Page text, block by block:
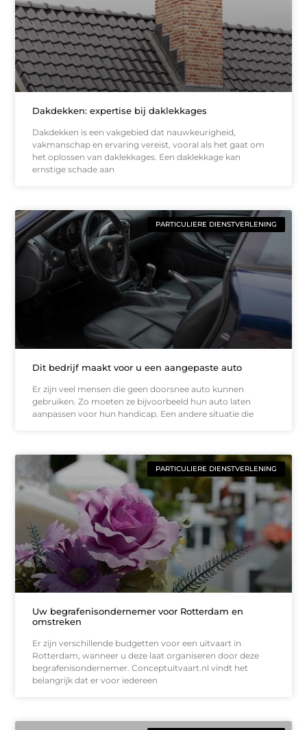
Dakdekken: expertise bij daklekkages
Dakdekken is een vakgebied dat nauwkeurigheid,
vakmanschap en ervaring vereist, vooral als het gaat om
het oplossen van daklekkages. Een daklekkage kan
ernstige schade aan
PARTICULIERE DIENSTVERLENING
Dit bedrijf maakt voor u een aangepaste auto
Er zijn veel mensen die geen doorsnee auto kunnen
gebruiken. Zo moeten ze bijvoorbeeld hun auto laten
aanpassen voor hun handicap. Een andere situatie die
PARTICULIERE DIENSTVERLENING
Uw begrafenisondernemer voor Rotterdam en
omstreken
Er zijn verschillende budgetten voor een uitvaart in
Rotterdam, wanneer u deze laat organiseren door deze
begrafenisondernemer. Conceptuitvaart.nl vindt het
belangrijk dat er voor iedereen